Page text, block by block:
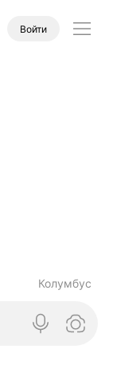
Войти
Колумбус